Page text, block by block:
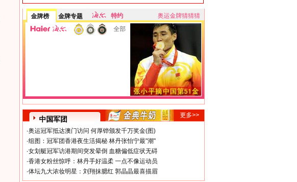
金牌榜 金牌专题 特约
奥运金牌猜猜猜
全部
中国军团
更多>>
·奥运冠军抵达澳门访问 何厚铧颁发千万奖金(图)
·组图：冠军团香港夜生活揭秘 林丹张怡宁最"潮"
·女划艇冠军访港期间突发晕倒 血糖偏低症状无碍
·香港女粉丝惊呼：林丹手好温柔 一点不像运动员
·体坛九大浓妆明星：刘翔抹腮红 郭晶晶最喜描眉